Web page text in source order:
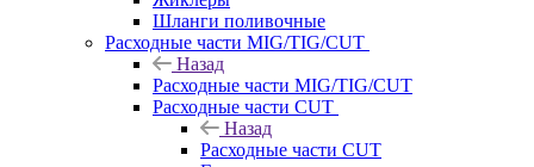
Шланги поливочные
Расходные части MIG/TIG/CUT
Назад
Расходные части MIG/TIG/CUT
Расходные части CUT
Назад
Расходные части CUT